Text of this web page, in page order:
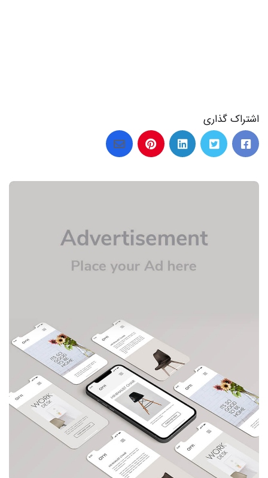
اشتراک گذاری